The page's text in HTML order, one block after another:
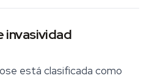
invasividad
está clasificada como